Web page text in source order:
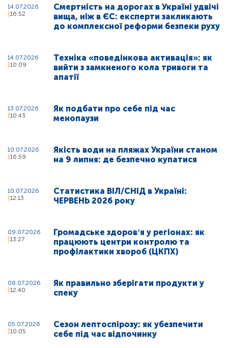
14.07.2026
16:52
Смертність на дорогах в Україні удвічі
вища, ніж в ЄС: експерти закликають
до комплексної реформи безпеки руху
14.07.2026
10:09
Техніка «поведінкова активація»: як
вийти з замкненого кола тривоги та
апатії
13.07.2026
10:43
Як подбати про себе під час
менопаузи
10.07.2026
16:59
Якість води на пляжах України станом
на 9 липня: де безпечно купатися
10.07.2026
12:13
Статистика ВІЛ/СНІД в Україні:
ЧЕРВЕНЬ 2026 року
09.07.2026
13:27
Громадське здоровʼя у регіонах: як
працюють центри контролю та
профілактики хвороб (ЦКПХ)
08.07.2026
12:40
Як правильно зберігати продукти у
спеку
05.07.2026
10:05
Сезон лептоспірозу: як убезпечити
себе під час відпочинку